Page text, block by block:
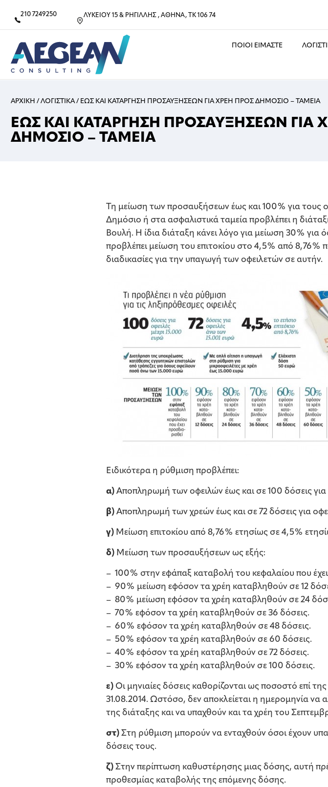
210 7249250 ΛΥΚΕΙΟΥ 15 & ΡΗΓΙΛΛΗΣ , ΑΘΗΝΑ, ΤΚ 106 74
ΠΟΙΟΙ ΕΙΜΑΣΤΕ
ΑΡΧΙΚΗ / ΛΟΓΙΣΤΙΚΑ/ ΕΩΣ ΚΑΙ ΚΑΤΑΡΓΗΣΗ ΠΡΟΣΑΥΞΗΣΕΩΝ ΓΙΑ ΧΡΕΗ ΠΡΟΣ ΔΗΜΟΣΙΟ – ΤΑΜΕΙΑ
ΕΩΣ ΚΑΙ ΚΑΤΑΡΓΗΣΗ ΠΡΟΣΑΥΞΗΣΕΩΝ ΓΙΑ
ΔΗΜΟΣΙΟ – ΤΑΜΕΙΑ
Τη μείωση των προσαυξήσεων έως και 100% για τους
Δημόσιο ή στα ασφαλιστικά ταμεία προβλέπει η
Βουλή. Η ίδια διάταξη κάνει λόγο για μείωση 30%
προβλέπει μείωση του επιτοκίου στο 4,5% από 8,76%
διαδικασίες για την υπαγωγή των οφειλετών σε αυτήν.
Ειδικότερα η ρύθμιση προβλέπει:
α) Αποπληρωμή των οφειλών έως και σε 100 δόσεις
β) Αποπληρωμή των χρεών έως και σε 72 δόσεις για
γ) Μείωση επιτοκίου από 8,76% ετησίως σε 4,5%
δ) Μείωση των προσαυξήσεων ως εξής:
– 100% στην εφάπαξ καταβολή του κεφαλαίου που
– 90% μείωση εφόσον τα χρέη καταβληθούν σε 12
– 80% μείωση εφόσον τα χρέη καταβληθούν σε 24
– 70% εφόσον τα χρέη καταβληθούν σε 36 δόσεις.
– 60% εφόσον τα χρέη καταβληθούν σε 48 δόσεις.
– 50% εφόσον τα χρέη καταβληθούν σε 60 δόσεις.
– 40% εφόσον τα χρέη καταβληθούν σε 72 δόσεις.
– 30% εφόσον τα χρέη καταβληθούν σε 100 δόσεις.
ε) Οι μηνιαίες δόσεις καθορίζονται ως ποσοστό επί
31.08.2014. Ωστόσο, δεν αποκλείεται η ημερομηνία
της διάταξης και να υπαχθούν και τα χρέη του
στ) Στη ρύθμιση μπορούν να ενταχθούν όσοι έχουν
δόσεις τους.
ζ) Στην περίπτωση καθυστέρησης μιας δόσης, αυτή
προθεσμίας καταβολής της επόμενης δόσης.